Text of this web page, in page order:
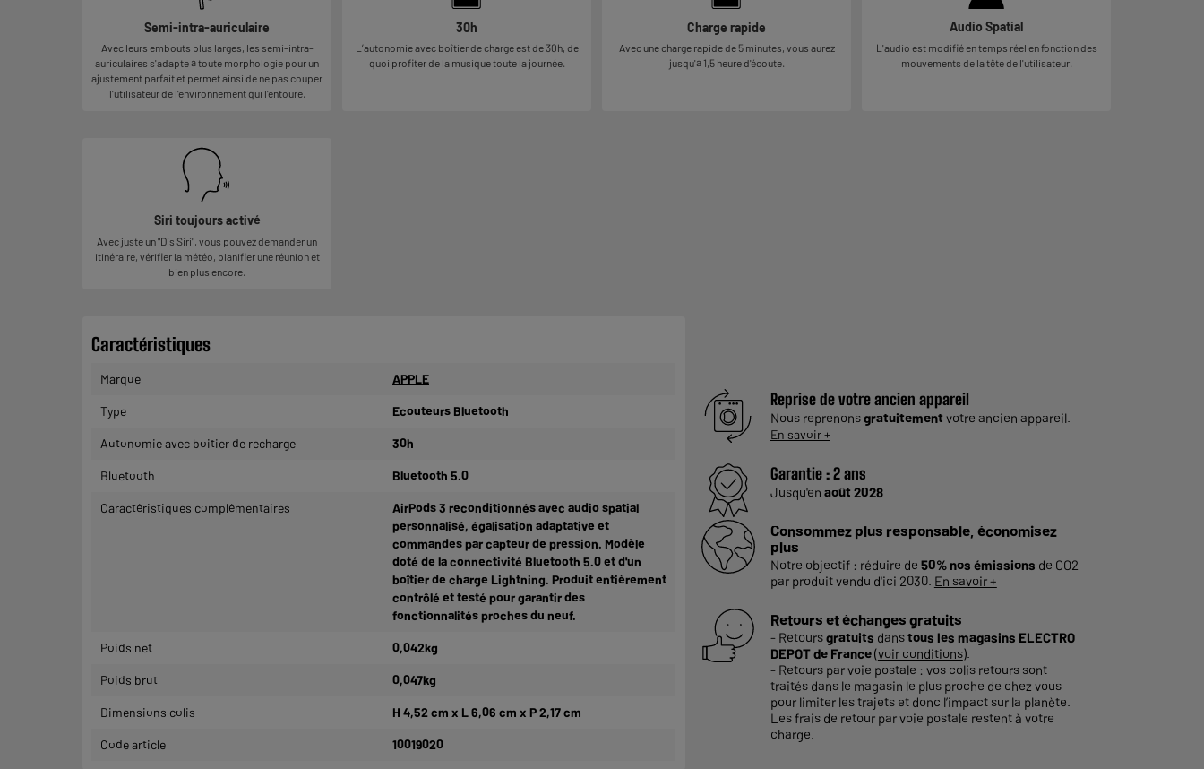
Semi-intra-auriculaire
Avec leurs embouts plus larges, les semi-intra-
auriculaires s'adapte à toute morphologie pour un
ajustement parfait et permet ainsi de ne pas couper
l'utilisateur de l'environnement qui l'entoure.
30h
L’autonomie avec boîtier de charge est de 30h, de
quoi profiter de la musique toute la journée.
Charge rapide
Avec une charge rapide de 5 minutes, vous aurez
jusqu'à 1,5 heure d'écoute.
Audio Spatial
L'audio est modifié en temps réel en fonction des
mouvements de la tête de l'utilisateur.
Siri toujours activé
Avec juste un "Dis Siri", vous pouvez demander un
itinéraire, vérifier la météo, planifier une réunion et
bien plus encore.
Reprise de votre ancien appareil
Nous reprenonsgratuitement votre ancien appareil.
En savoir +
Garantie :2 ans
Jusqu'en août 2028
Consommez plus responsable, économisez
plus
Notre objectif : réduire de 50% nos émissions de CO2
par produit vendu d'ici 2030. En savoir +
Retours et échanges gratuits
- Retoursgratuits danstous les magasins ELECTRO
DEPOT de France(voir conditions).
- Retours par voie postale : vos colis retours sont
traités dans le magasin le plus proche de chez vous
pour limiter les trajets et donc l’impact sur la planète.
Les frais de retour par voie postale restent à votre
charge.
Caractéristiques
Marque APPLE
Type Ecouteurs Bluetooth
Autonomie avec boitier de recharge 30h
Bluetooth Bluetooth 5.0
Caractéristiques complémentaires
AirPods 3 reconditionnés avec audio spatial
personnalisé, égalisation adaptative et
commandes par capteur de pression. Modèle
doté de la connectivité Bluetooth 5.0 et d'un
boîtier de charge Lightning. Produit entièrement
contrôlé et testé pour garantir des
fonctionnalités proches du neuf.
Poids net 0,042kg
Poids brut 0,047kg
Dimensions colis H 4,52 cm x L 6,06 cm x P 2,17 cm
Code article 10019020